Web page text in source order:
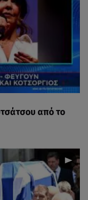
από το